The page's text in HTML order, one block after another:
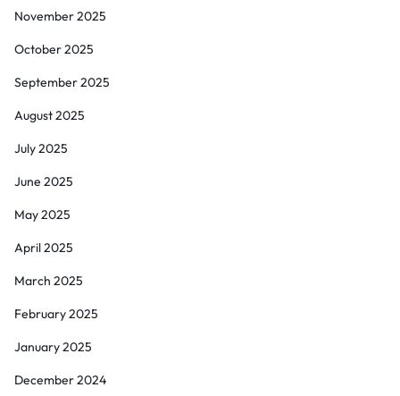
November 2025
October 2025
September 2025
August 2025
July 2025
June 2025
May 2025
April 2025
March 2025
February 2025
January 2025
December 2024